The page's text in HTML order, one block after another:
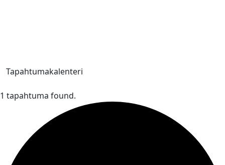
Tapahtumakalenteri
1 tapahtuma found.